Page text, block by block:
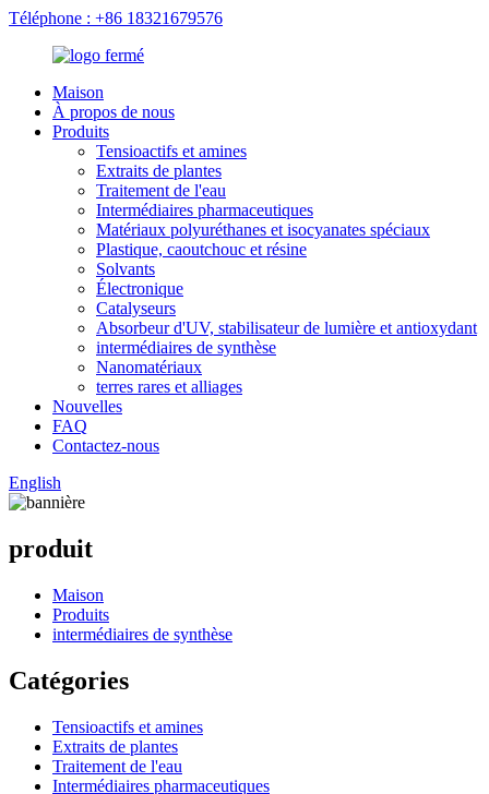
Téléphone : +86 18321679576
Maison
À propos de nous
Produits
Tensioactifs et amines
Extraits de plantes
Traitement de l'eau
Intermédiaires pharmaceutiques
Matériaux polyuréthanes et isocyanates spéciaux
Plastique, caoutchouc et résine
Solvants
Électronique
Catalyseurs
Absorbeur d'UV, stabilisateur de lumière et antioxydant
intermédiaires de synthèse
Nanomatériaux
terres rares et alliages
Nouvelles
FAQ
Contactez-nous
English
produit
Maison
Produits
intermédiaires de synthèse
Catégories
Tensioactifs et amines
Extraits de plantes
Traitement de l'eau
Intermédiaires pharmaceutiques